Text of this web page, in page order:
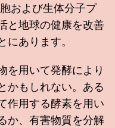
および生体分子プ
と地球の健康を改善
あります。
を用いて発酵により
かもしれない。ある
作用する酵素を用い
か、有害物質を分解